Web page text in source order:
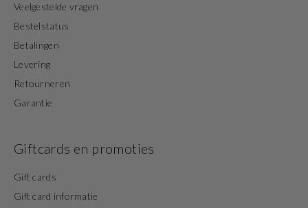
Veelgestelde vragen
Bestelstatus
Betalingen
Levering
Retourneren
Garantie
Giftcards en promoties
Gift cards
Gift card informatie